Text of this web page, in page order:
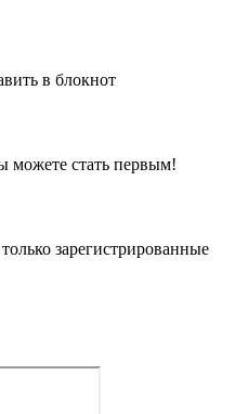
в блокнот
можете стать первым!
зарегистрированные